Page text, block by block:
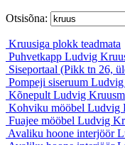
Otsisõna:
Kruusiga plokk teadmata
Puhvetkapp Ludvig
Siseportaal (Pikk tn 26,
Pompeji siseruum Ludvig
Kõnepult Ludvig
Kohviku mööbel Ludvig
Fuajee mööbel Ludvig
Avaliku hoone interjöör